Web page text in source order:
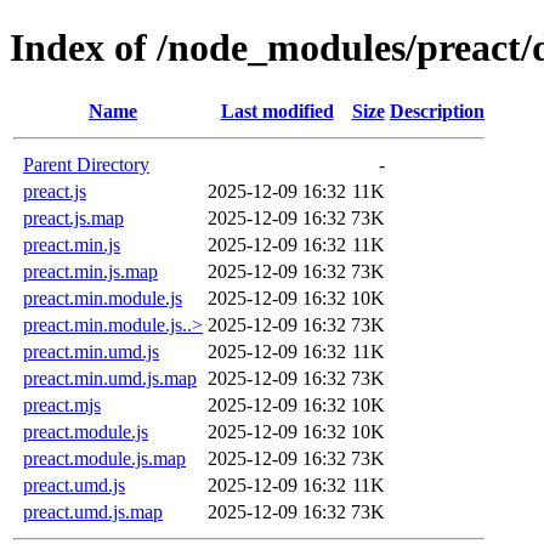
Index of /node_modules/preact/
Name Last modified Size Description
Parent Directory
-
preact.js
2025-12-09 16:32 11K
preact.js.map
2025-12-09 16:32 73K
preact.min.js
2025-12-09 16:32 11K
preact.min.js.map
2025-12-09 16:32 73K
preact.min.module.js
2025-12-09 16:32 10K
preact.min.module.js..> 2025-12-09 16:32 73K
preact.min.umd.js
2025-12-09 16:32 11K
preact.min.umd.js.map 2025-12-09 16:32 73K
preact.mjs
2025-12-09 16:32 10K
preact.module.js
2025-12-09 16:32 10K
preact.module.js.map
2025-12-09 16:32 73K
preact.umd.js
2025-12-09 16:32 11K
preact.umd.js.map
2025-12-09 16:32 73K